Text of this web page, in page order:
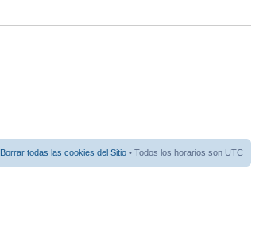
Borrar todas las cookies del Sitio • Todos los horarios son UTC